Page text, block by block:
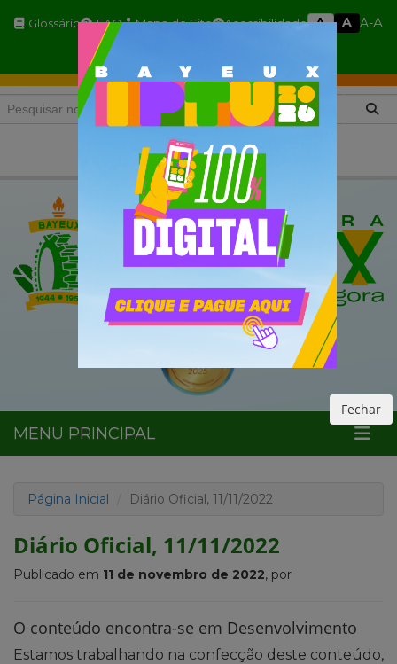
Glossário FAQ Mapa do Site Acessibilidade A A A-A
MENU PRINCIPAL
Página Inicial Diário Oficial, 11/11/2022
Diário Oficial, 11/11/2022
Publicado em 11 de novembro de 2022, por
O conteúdo encontra-se em Desenvolvimento
Estamos trabalhando na confecção deste conteúdo,
Fechar